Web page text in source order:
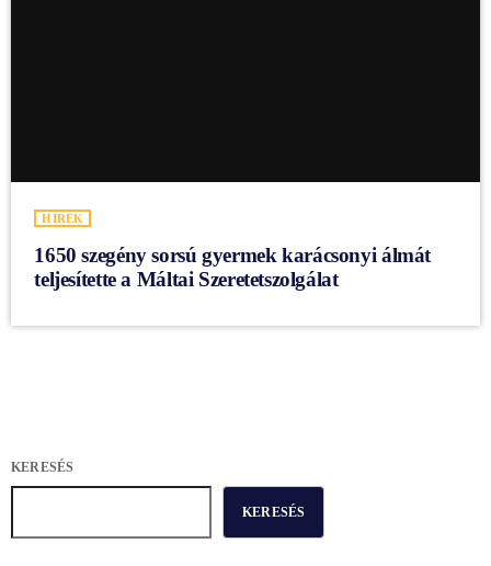
HÍREK
1650 szegény sorsú gyermek karácsonyi álmát
teljesítette a Máltai Szeretetszolgálat
KERESÉS
KERESÉS